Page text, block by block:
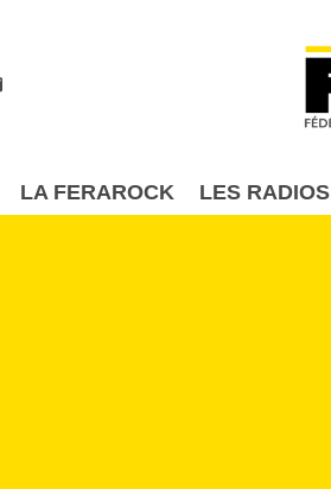
LA FERAROCK LES RADIOS